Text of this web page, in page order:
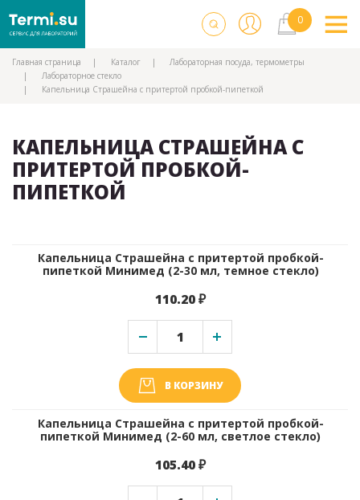
Главная страница Каталог
Лабораторная посуда, термометры
Лабораторное стекло
Капельница Страшейна с притертой пробкой-пипеткой
КАПЕЛЬНИЦА СТРАШЕЙНА С
ПРИТЕРТОЙ ПРОБКОЙ-
ПИПЕТКОЙ
Капельница Страшейна с притертой пробкой-
пипеткой Минимед (2-30 мл, темное стекло)
110.20 ₽
В КОРЗИНУ
Капельница Страшейна с притертой пробкой-
пипеткой Минимед (2-60 мл, светлое стекло)
105.40 ₽